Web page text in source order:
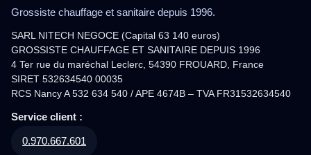
Grossiste chauffage et sanitaire depuis 1996.
SARL NITECH NEGOCE (Capital 63 140 euros)
GROSSISTE CHAUFFAGE ET SANITAIRE DEPUIS 1996
4 Ter rue du maréchal Leclerc, 54390 FROUARD, France
SIRET 532634540 00035
RCS Nancy A 532 634 540 / APE 4674B – TVA FR31532634540
Service client :
0.970.667.601